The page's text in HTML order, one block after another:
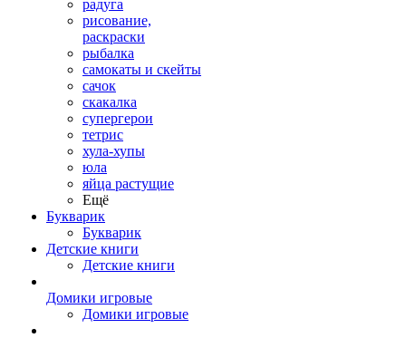
радуга
рисование,
раскраски
рыбалка
самокаты и скейты
сачок
скакалка
супергерои
тетрис
хула-хупы
юла
яйца растущие
Ещё
Букварик
Букварик
Детские книги
Детские книги
Домики игровые
Домики игровые